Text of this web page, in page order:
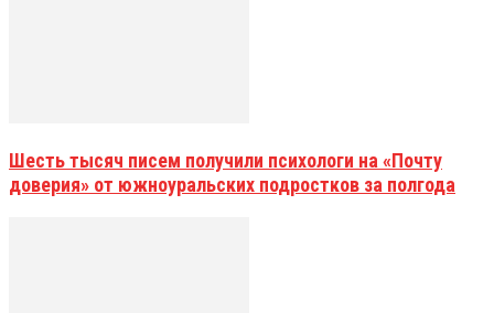
Шесть тысяч писем получили психологи на «Почту
доверия» от южноуральских подростков за полгода